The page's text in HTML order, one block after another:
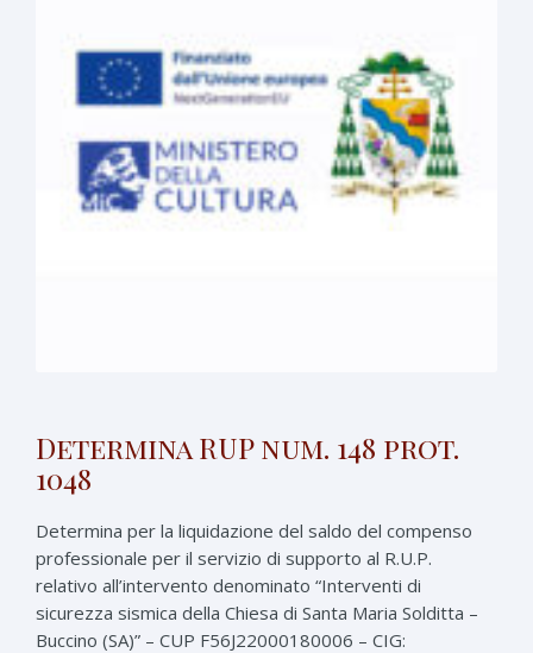
Determina RUP num. 148 prot.
1048
Determina per la liquidazione del saldo del compenso
professionale per il servizio di supporto al R.U.P.
relativo all’intervento denominato “Interventi di
sicurezza sismica della Chiesa di Santa Maria Solditta –
Buccino (SA)” – CUP F56J22000180006 – CIG: